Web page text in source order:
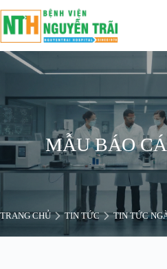
đến
phần
nội
dung
MẪU BÁO
TRANG CHỦ TIN TỨC TIN TỨC